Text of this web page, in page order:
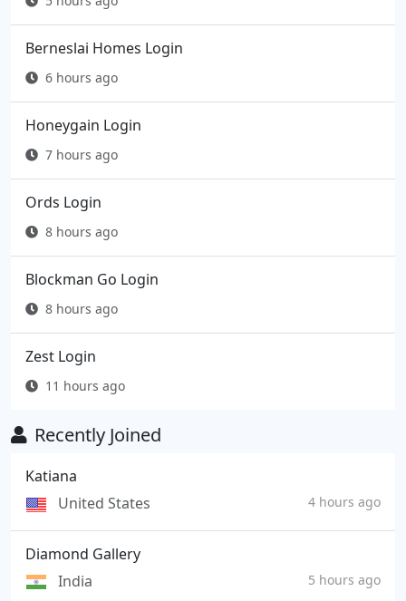
Berneslai Homes Login
6 hours ago
Honeygain Login
7 hours ago
Ords Login
8 hours ago
Blockman Go Login
8 hours ago
Zest Login
11 hours ago
Recently Joined
Katiana
United States
4 hours ago
Diamond Gallery
India
5 hours ago